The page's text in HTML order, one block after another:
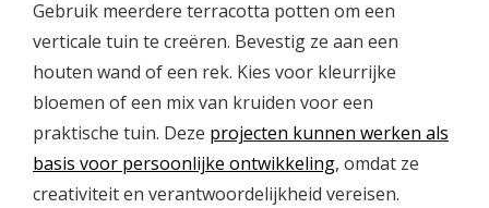
Gebruik meerdere terracotta potten om een
verticale tuin te creëren. Bevestig ze aan een
houten wand of een rek. Kies voor kleurrijke
bloemen of een mix van kruiden voor een
praktische tuin. Deze projecten kunnen werken als
basis voor persoonlijke ontwikkeling, omdat ze
creativiteit en verantwoordelijkheid vereisen.